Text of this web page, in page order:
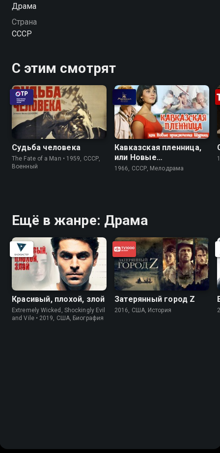
Драма
Страна
СССР
С этим смотрят
Судьба человека
The Fate of a Man • 1959, СССР,
Военный
Кавказская пленница,
или Новые
приключения Шурика
1966, СССР, Мелодрама
Ещё в жанре: Драма
Красивый, плохой, злой
Extremely Wicked, Shockingly Evil
and Vile • 2019, США, Биография
Затерянный город Z
2016, США, История